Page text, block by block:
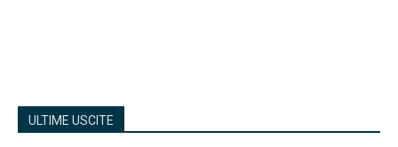
ULTIME USCITE